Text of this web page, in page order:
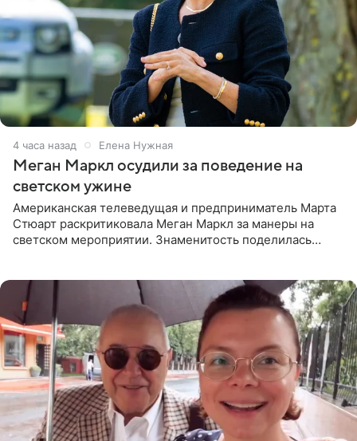
4 часа назад Елена Нужная
Меган Маркл осудили за поведение на
светском ужине
Американская телеведущая и предприниматель Марта
Стюарт раскритиковала Меган Маркл за манеры на
светском мероприятии. Знаменитость поделилась